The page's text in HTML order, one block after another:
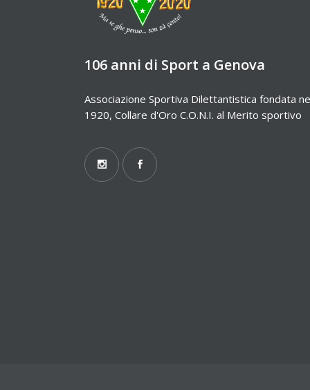
106 anni di Sport a Genova
Associazione Sportiva Dilettantistica fondata
1920, Collare d'Oro C.O.N.I. al Merito sportivo